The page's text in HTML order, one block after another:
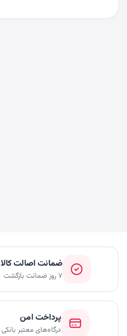
ضمانت اصالت کالا
۷ روز ضمانت بازگشت
پرداخت امن
درگاه‌های معتبر بانکی